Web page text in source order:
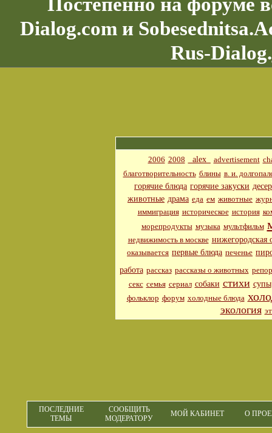
Dialog.com и
Rus-Dialog.
2006 2008 _alex_ advertisement
благотворительность блины в. и.
горячие блюда горячие закуски
животные драма еда ем животные
иммиграция историческое история
морепродукты музыка мультфильм
недвижимость в москве нижегородская
оказывается первые блюда печенье
работа рассказ рассказы о животных
секс семья сериал собаки стихи супы
фольклор форум холодные блюда
экология
ПОСЛЕДНИЕ
ТЕМЫ
СООБЩИТЬ
МОДЕРАТОРУ
МОЙ КАБИНЕТ О